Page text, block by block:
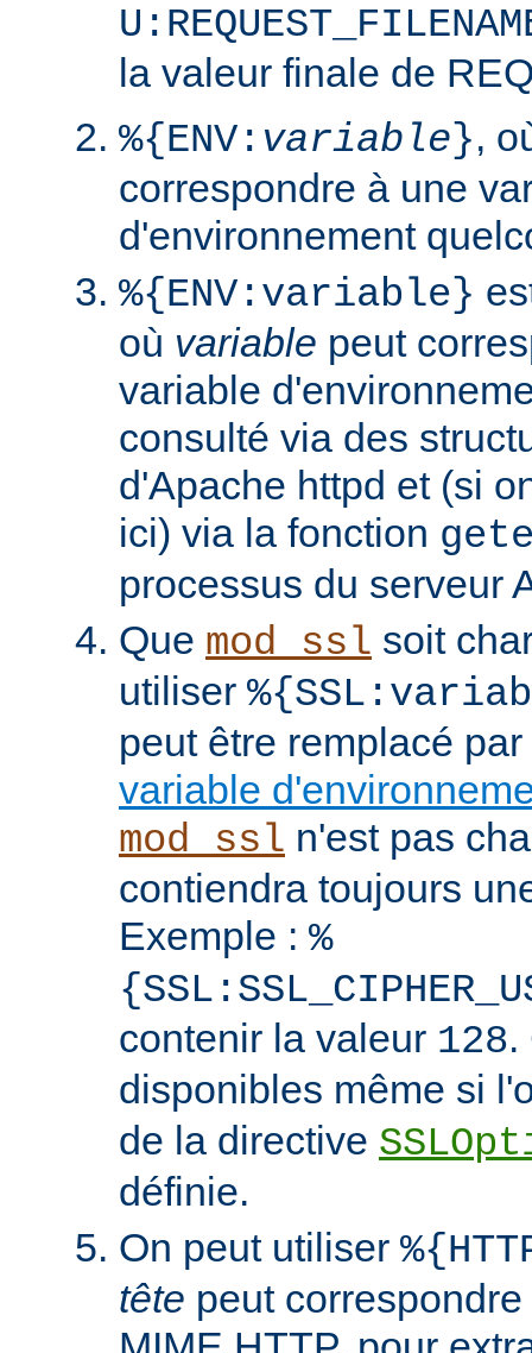
la valeur finale de
%{ENV: variable},
correspondre à une
d'environnement
%{ENV:variable}
où variable peut
variable
consulté via des
d'Apache httpd et (si
ici) via la fonction
processus du serveur
Que mod_ssl soit
utiliser
peut être remplacé
variable
mod_ssl n'est pas
contiendra toujours
Exemple : %
contenir la valeur 128.
disponibles même si
de la directive
définie.
On peut utiliser
tête peut